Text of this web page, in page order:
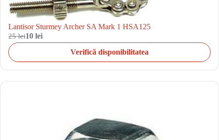
Lantisor Sturmey Archer SA Mark 1 HSA125
25 lei10 lei
Verifică disponibilitatea